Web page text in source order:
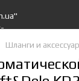
Шланги и